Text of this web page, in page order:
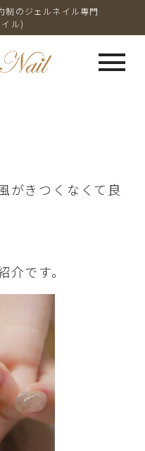
制のジェルネイル専門
ル)
menu
がきつくなくて良
です。